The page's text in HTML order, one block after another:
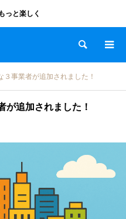
っと楽しく
検索
３事業者が追加されました！
が追加されました！